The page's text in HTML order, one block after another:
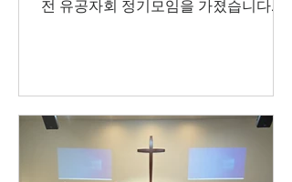
전 유공자회 정기모임을 가졌습니다.